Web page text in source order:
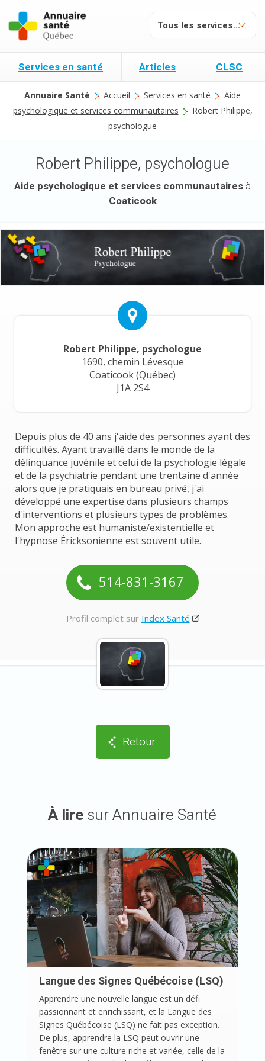
Services en santé Articles CLSC
Annuaire Santé Accueil Services en santé
Aide
psychologique et services communautaires
Robert Philippe,
psychologue
Robert Philippe, psychologue
Aide psychologique et services communautaires à
Coaticook
Robert Philippe, psychologue
1690, chemin Lévesque
Coaticook (Québec)
J1A 2S4
Depuis plus de 40 ans j'aide des personnes ayant des
difficultés. Ayant travaillé dans le monde de la
délinquance juvénile et celui de la psychologie légale
et de la psychiatrie pendant une trentaine d'année
alors que je pratiquais en bureau privé, j'ai
développé une expertise dans plusieurs champs
d'interventions et plusieurs types de problèmes.
Mon approche est humaniste/existentielle et
l'hypnose Éricksonienne est souvent utile.
514-831-3167
Profil complet sur Index Santé
Retour
À liresur Annuaire Santé
Langue des Signes Québécoise (LSQ)
Apprendre une nouvelle langue est un défi
passionnant et enrichissant, et la Langue des
Signes Québécoise (LSQ) ne fait pas exception.
De plus, apprendre la LSQ peut ouvrir une
fenêtre sur une culture riche et variée, celle de la